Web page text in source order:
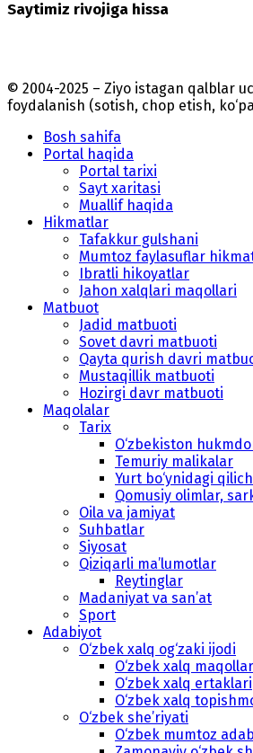
Saytimiz rivojiga hissa
© 2004-2025 – Ziyo istagan qalblar
foydalanish (sotish, chop etish,
Bosh sahifa
Portal haqida
Portal tarixi
Sayt xaritasi
Muallif haqida
Hikmatlar
Tafakkur gulshani
Mumtoz faylasuflar
Ibratli hikoyatlar
Jahon xalqlari maqollari
Matbuot
Jadid matbuoti
Sovet davri matbuoti
Qayta qurish davri
Mustaqillik matbuoti
Hozirgi davr matbuoti
Maqolalar
Tarix
O‘zbekiston
Temuriy malikalar
Yurt bo‘ynidagi
Qomusiy olimlar,
Oila va jamiyat
Suhbatlar
Siyosat
Qiziqarli ma’lumotlar
Reytinglar
Madaniyat va san’at
Sport
Adabiyot
O‘zbek xalq og‘zaki ijodi
O‘zbek xalq
O‘zbek xalq ertaklari
O‘zbek xalq
O‘zbek she’riyati
O‘zbek mumtoz